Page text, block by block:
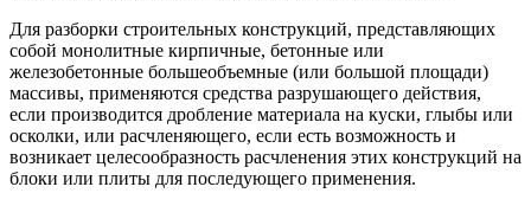
Для разборки строительных конструкций, представляющих
собой монолитные кирпичные, бетонные или
железобетонные большеобъемные (или большой площади)
массивы, применяются средства разрушающего действия,
если производится дробление материала на куски, глыбы или
осколки, или расчленяющего, если есть возможность и
возникает целесообразность расчленения этих конструкций на
блоки или плиты для последующего применения.